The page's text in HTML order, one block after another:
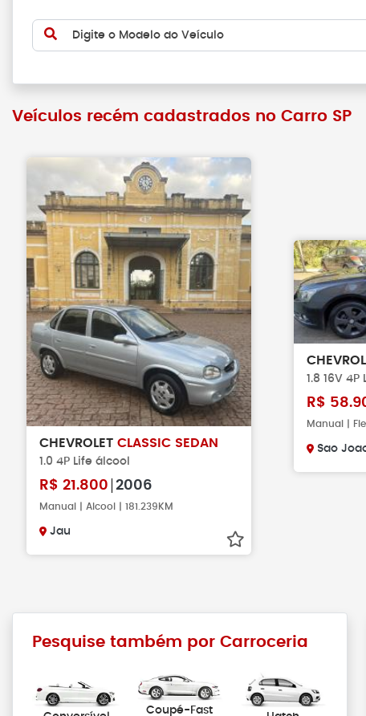
Digite o Modelo do Veículo
Veículos recém cadastrados no Carro SP
CHEVROLETCLASSIC SEDAN
1.0 4P Life álcool
R$ 21.800 2006
Manual | Alcool | 181.239KM
Jau
1.8 16V 4P
R$
Manual |
Sao
Pesquise também por Carroceria
Coupé-Fast